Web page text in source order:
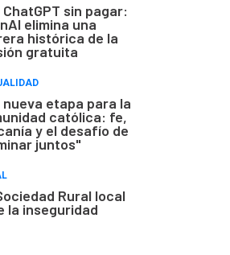
ChatGPT sin pagar:
elimina una
histórica de la
gratuita
nueva etapa para la
católica: fe,
y el desafío de
juntos"
Rural local
la inseguridad